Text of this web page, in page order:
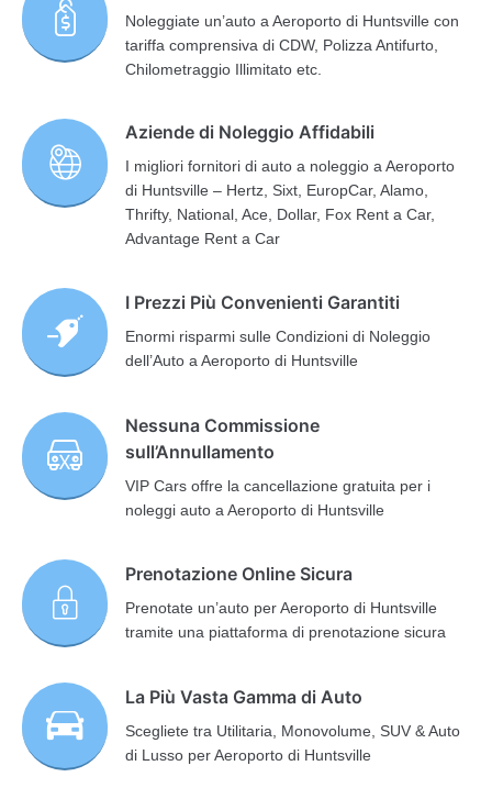
Noleggiate un’auto a Aeroporto di Huntsville con
tariffa comprensiva di CDW, Polizza Antifurto,
Chilometraggio Illimitato etc.
Aziende di Noleggio Affidabili
I migliori fornitori di auto a noleggio a Aeroporto
di Huntsville – Hertz, Sixt, EuropCar, Alamo,
Thrifty, National, Ace, Dollar, Fox Rent a Car,
Advantage Rent a Car
I Prezzi Più Convenienti Garantiti
Enormi risparmi sulle Condizioni di Noleggio
dell’Auto a Aeroporto di Huntsville
Nessuna Commissione
sull’Annullamento
VIP Cars offre la cancellazione gratuita per i
noleggi auto a Aeroporto di Huntsville
Prenotazione Online Sicura
Prenotate un’auto per Aeroporto di Huntsville
tramite una piattaforma di prenotazione sicura
La Più Vasta Gamma di Auto
Scegliete tra Utilitaria, Monovolume, SUV & Auto
di Lusso per Aeroporto di Huntsville